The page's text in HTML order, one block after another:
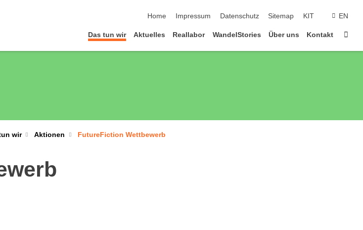
Home
Impressum Datenschutz Sitemap KIT EN
Das tun wir Aktuelles Reallabor WandelStories Über uns Kontakt
wir Aktionen FutureFiction Wettbewerb